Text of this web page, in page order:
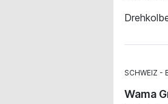
SCHWEIZ
Wama